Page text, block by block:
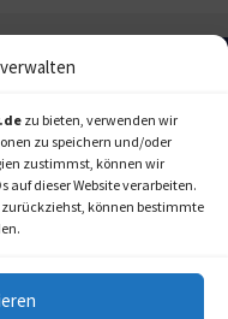
zu bieten, verwenden wir
zu speichern und/oder
zustimmst, können wir
auf dieser Website verarbeiten.
können bestimmte